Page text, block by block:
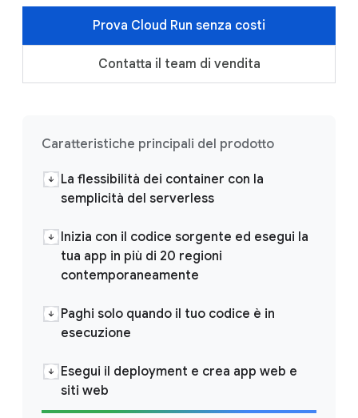
Prova Cloud Run senza costi
Contatta il team di vendita
Caratteristiche principali del prodotto
La flessibilità dei container con la
semplicità del serverless
Inizia con il codice sorgente ed esegui la
tua app in più di 20 regioni
contemporaneamente
Paghi solo quando il tuo codice è in
esecuzione
Esegui il deployment e crea app web e
siti web